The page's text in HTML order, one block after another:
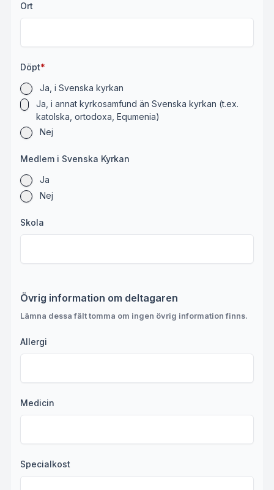
Ort
Döpt*
Ja, i Svenska kyrkan
Ja, i annat kyrkosamfund än Svenska kyrkan (t.ex.
katolska, ortodoxa, Equmenia)
Nej
Medlem i Svenska Kyrkan
Ja
Nej
Skola
Övrig information om deltagaren
Lämna dessa fält tomma om ingen övrig information finns.
Allergi
Medicin
Specialkost